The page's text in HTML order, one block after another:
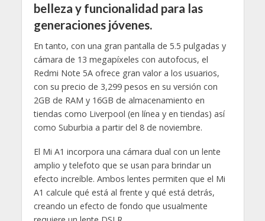
belleza y funcionalidad para las
generaciones jóvenes.
En tanto, con una gran pantalla de 5.5 pulgadas y
cámara de 13 megapíxeles con autofocus, el
Redmi Note 5A ofrece gran valor a los usuarios,
con su precio de 3,299 pesos en su versión con
2GB de RAM y 16GB de almacenamiento en
tiendas como Liverpool (en línea y en tiendas) así
como Suburbia a partir del 8 de noviembre.
El Mi A1 incorpora una cámara dual con un lente
amplio y telefoto que se usan para brindar un
efecto increíble. Ambos lentes permiten que el Mi
A1 calcule qué está al frente y qué está detrás,
creando un efecto de fondo que usualmente